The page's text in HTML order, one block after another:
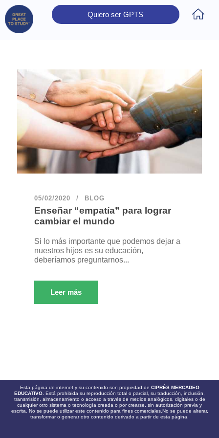
Quiero ser GPTS
05/02/2020 BLOG
Enseñar “empatía” para lograr
cambiar el mundo
Si lo más importante que podemos dejar a
nuestros hijos es su educación,
deberíamos preguntarnos...
Leer más
Esta página de internet y su contenido son propiedad de CIPRÉS MERCADEO
EDUCATIVO. Está prohibida su reproducción total o parcial, su traducción, inclusión,
transmisión, almacenamiento o acceso a través de medios analógicos, digitales o de
cualquier otro sistema o tecnología creada o por crearse, sin autorización previa y
escrita. No se puede utilizar este contenido para fines comerciales.No se puede alterar,
transformar o generar otro contenido derivado a partir de esta página.